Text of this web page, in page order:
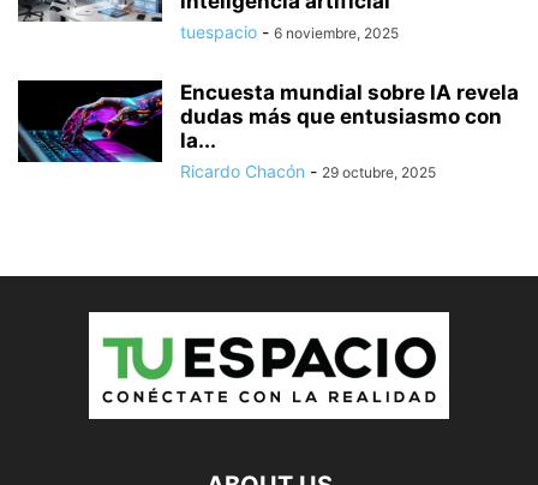
tuespacio - 6 noviembre, 2025
Encuesta mundial sobre IA revela
dudas más que entusiasmo con
la...
Ricardo Chacón - 29 octubre, 2025